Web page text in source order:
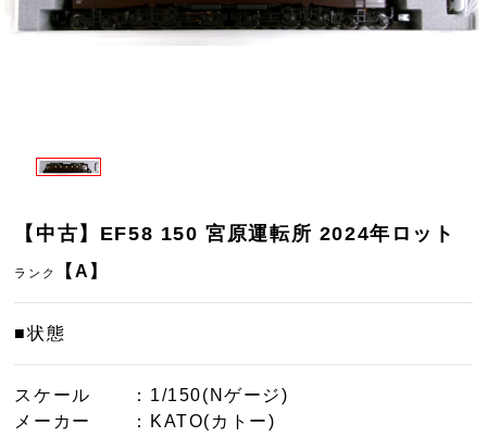
【中古】EF58 150 宮原運転所 2024年ロット
ランク 【A】
■状態
スケール
：1/150(Nゲージ)
メーカー
：KATO(カトー)